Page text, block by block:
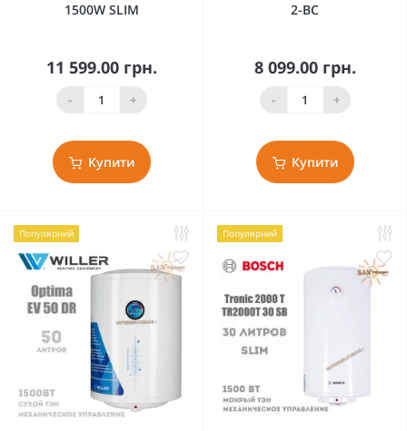
1500W SLIM
11 599.00 грн.
- +
Купити
2-BC
8 099.00 грн.
- +
Купити
Популярний Популярний